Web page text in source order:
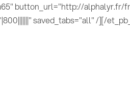
button_url="http://alphalyr.fr/
saved_tabs="all" /][/